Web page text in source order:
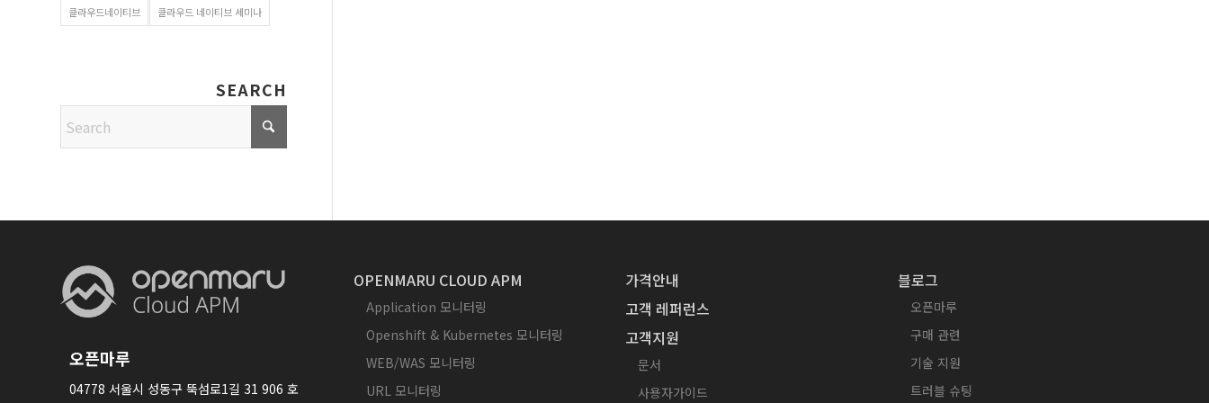
클라우드네이티브 클라우드 네이티브 세미나
SEARCH
오픈마루
04778 서울시 성동구 뚝섬로1길 31 906 호
OPENMARU CLOUD APM
Application 모니터링
Openshift & Kubernetes 모니터링
WEB/WAS 모니터링
URL 모니터링
가격안내
고객 레퍼런스
고객지원
문서
사용자가이드
블로그
오픈마루
구매 관련
기술 지원
트러블 슈팅